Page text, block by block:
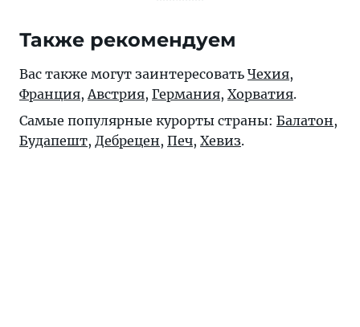
Также рекомендуем
Вас также могут заинтересовать Чехия,
Франция, Австрия, Германия, Хорватия.
Самые популярные курорты страны: Балатон,
Будапешт, Дебрецен, Печ, Хевиз.